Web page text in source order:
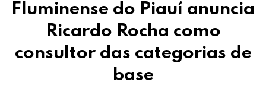
Fluminense do Piauí anuncia
Ricardo Rocha como
consultor das categorias de
base